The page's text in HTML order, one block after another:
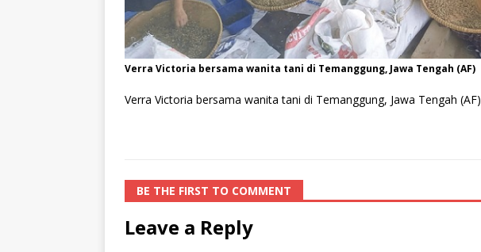
Verra Victoria bersama wanita tani di Temanggung, Jawa Tengah (AF)
Verra Victoria bersama wanita tani di Temanggung, Jawa Tengah (AF)
BE THE FIRST TO COMMENT
Leave a Reply